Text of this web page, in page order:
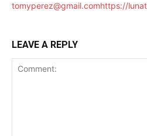
tomyperez@gmail.comhttps://
LEAVE A REPLY